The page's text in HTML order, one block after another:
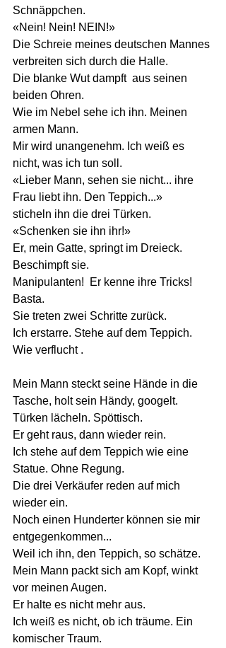
Schnäppchen.
«Nein! Nein! NEIN!»
Die Schreie meines deutschen Mannes
verbreiten sich durch die Halle.
Die blanke Wut dampft  aus seinen
beiden Ohren.
Wie im Nebel sehe ich ihn. Meinen
armen Mann.
Mir wird unangenehm. Ich weiß es
nicht, was ich tun soll.
«Lieber Mann, sehen sie nicht... ihre
Frau liebt ihn. Den Teppich...»
sticheln ihn die drei Türken.
«Schenken sie ihn ihr!»
Er, mein Gatte, springt im Dreieck.
Beschimpft sie.
Manipulanten!  Er kenne ihre Tricks!
Basta.
Sie treten zwei Schritte zurück.
Ich erstarre. Stehe auf dem Teppich.
Wie verflucht .
Mein Mann steckt seine Hände in die
Tasche, holt sein Händy, googelt.
Türken lächeln. Spöttisch.
Er geht raus, dann wieder rein.
Ich stehe auf dem Teppich wie eine
Statue. Ohne Regung.
Die drei Verkäufer reden auf mich
wieder ein.
Noch einen Hunderter können sie mir
entgegenkommen...
Weil ich ihn, den Teppich, so schätze.
Mein Mann packt sich am Kopf, winkt
vor meinen Augen.
Er halte es nicht mehr aus.
Ich weiß es nicht, ob ich träume. Ein
komischer Traum.